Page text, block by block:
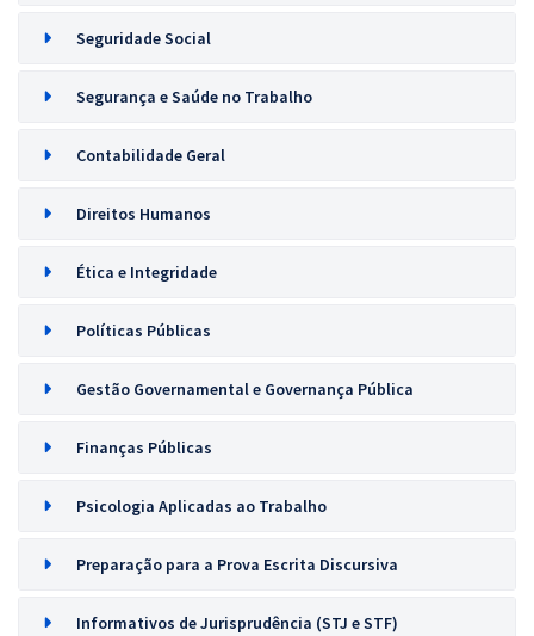
Seguridade Social
Segurança e Saúde no Trabalho
Contabilidade Geral
Direitos Humanos
Ética e Integridade
Políticas Públicas
Gestão Governamental e Governança Pública
Finanças Públicas
Psicologia Aplicadas ao Trabalho
Preparação para a Prova Escrita Discursiva
Informativos de Jurisprudência (STJ e STF)